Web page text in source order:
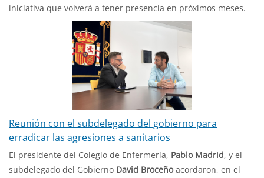
iniciativa que volverá a tener presencia en próximos meses.
Reunión con el subdelegado del gobierno para
erradicar las agresiones a sanitarios
El presidente del Colegio de Enfermería, Pablo Madrid, y el
subdelegado del Gobierno David Broceñoacordaron, en el